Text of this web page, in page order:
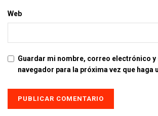
Web
Guardar mi nombre, correo electrónico y
navegador para la próxima vez que haga